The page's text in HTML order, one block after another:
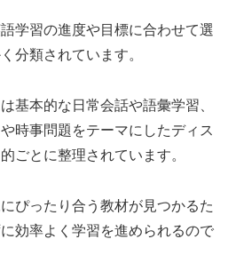
学習の進度や目標に合わせて選
分類されています。
基本的な日常会話や語彙学習、
時事問題をテーマにしたディス
ごとに整理されています。
ぴったり合う教材が見つかるた
効率よく学習を進められるので